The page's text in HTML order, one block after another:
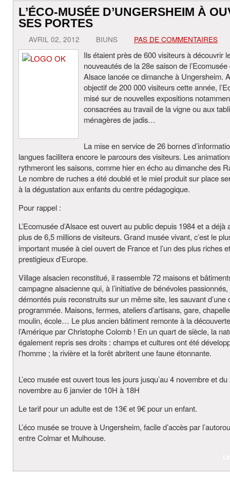
L’ÉCO-MUSÉE D’UNGERSHEIM À
SES PORTES
AVRIL 02, 2012 BIUNS PAS DE COMMENTAIRES
Ils étaient près de 600 visiteurs à découvrir
nouveautés de la 28e saison de
Alsace lancée ce dimanche à Ungersheim.
objectif de 200 000 visiteurs cette année,
misé sur de nouvelles expositions
consacrées au travail de la vigne ou aux
ménagères de jadis…
La mise en service de 26 bornes
langues facilitera encore le parcours des visiteurs. Les
rythmeront les saisons, comme hier en écho au dimanche des
Le nombre de ruches a été doublé et le miel produit sur place
à la dégustation aux enfants du centre pédagogique.
Pour rappel :
L’Ecomusée d’Alsace est ouvert au public depuis 1984 et a déjà
plus de 6,5 millions de visiteurs. Grand musée vivant, c’est le
important musée à ciel ouvert de France et l’un des plus riches
prestigieux d’Europe.
Village alsacien reconstitué, il rassemble 72 maisons et
campagne alsacienne qui, à l’initiative de bénévoles
démontés puis reconstruits sur un même site, les sauvant d’une
programmée. Maisons, fermes, ateliers d’artisans, gare,
moulin, école… Le plus ancien bâtiment remonte à la
l’Amérique par Christophe Colomb ! En un quart de siècle, la
également repris ses droits : champs et cultures ont été
l’homme ; la rivière et la forêt abritent une faune étonnante.
L’eco musée est ouvert tous les jours jusqu’au 4 novembre et du
novembre au 6 janvier de 10H à 18H
Le tarif pour un adulte est de 13€ et 9€ pour un enfant.
L’éco musée se trouve à Ungersheim, facile d’accès par
entre Colmar et Mulhouse.